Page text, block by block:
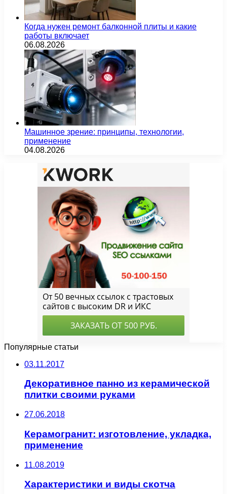
Когда нужен ремонт балконной плиты и какие
работы включает
06.08.2026
Машинное зрение: принципы, технологии,
применение
04.08.2026
Популярные статьи
03.11.2017
Декоративное панно из керамической
плитки своими руками
27.06.2018
Керамогранит: изготовление, укладка,
применение
11.08.2019
Характеристики и виды скотча